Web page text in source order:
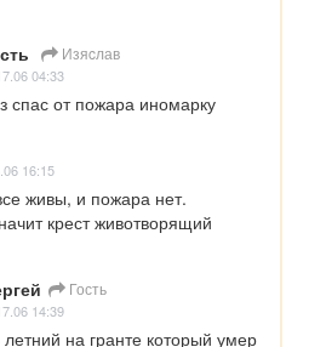
Изяcлав
04:33
спас от пожара иномарку
16:15
живы, и пожара нет.
крест животворящий
Гость
14:39
на гранте который умер